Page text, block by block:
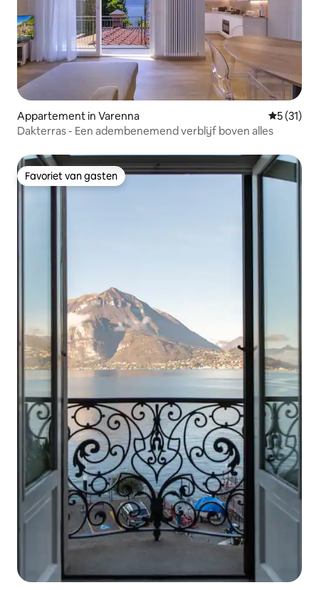
Appartement in Varenna
5 (31)
Dakterras - Een adembenemend verblijf boven alles
Favoriet van gasten
Favoriet van gasten